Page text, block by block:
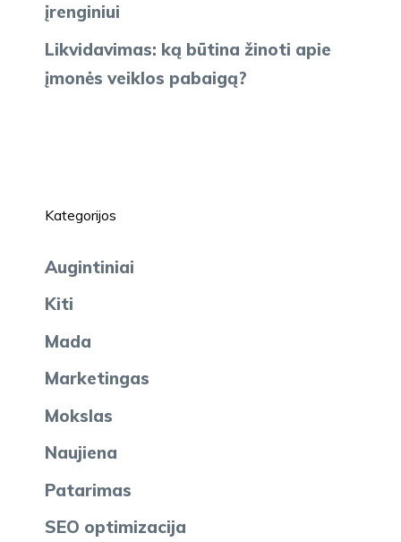
įrenginiui
Likvidavimas: ką būtina žinoti apie
įmonės veiklos pabaigą?
Kategorijos
Augintiniai
Kiti
Mada
Marketingas
Mokslas
Naujiena
Patarimas
SEO optimizacija